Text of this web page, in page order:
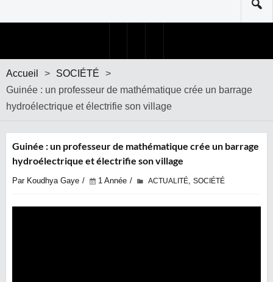
Accueil > SOCIÉTÉ
>
Guinée : un professeur de mathématique crée un barrage
hydroélectrique et électrifie son village
Guinée : un professeur de mathématique crée un barrage
hydroélectrique et électrifie son village
Par Koudhya Gaye 1 Année ACTUALITÉ, SOCIÉTÉ